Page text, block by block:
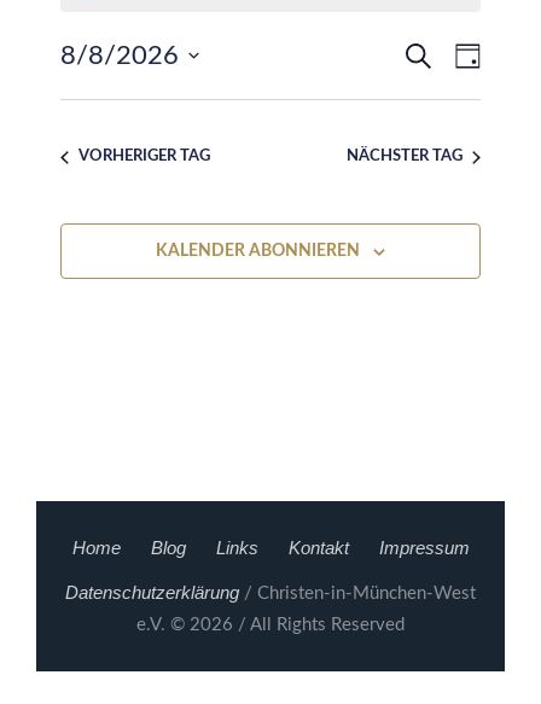
8.
und
SUCHE
TAG
8/8/2026
VORHERIGER TAG NÄCHSTER TAG
KALENDER ABONNIEREN
Home Blog Links Kontakt Impressum
Datenschutzerklärung / Christen-in-München-West
e.V. © 2026 / All Rights Reserved